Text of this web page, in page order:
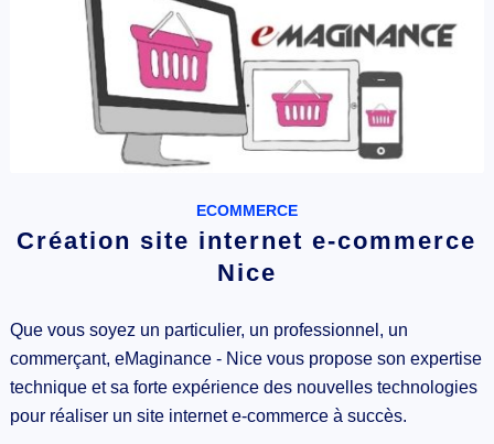
ECOMMERCE
Création site internet e-commerce
Nice
Que vous soyez un particulier, un professionnel, un
commerçant, eMaginance - Nice vous propose son expertise
technique et sa forte expérience des nouvelles technologies
pour réaliser un site internet e-commerce à succès.